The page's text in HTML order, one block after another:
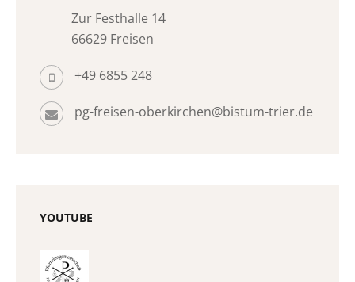
Zur Festhalle 14
66629 Freisen
+49 6855 248
pg-freisen-oberkirchen@bistum-trier.de
YOUTUBE